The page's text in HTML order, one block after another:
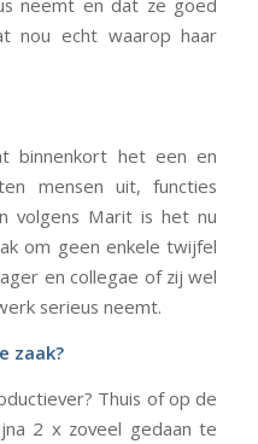
nou echt waarop haar
binnenkort het een en
mensen uit, functies
volgens Marit is het nu
om geen enkele twijfel
en collegae of zij wel
serieus neemt.
zaak?
Thuis of op de
2 x zoveel gedaan te